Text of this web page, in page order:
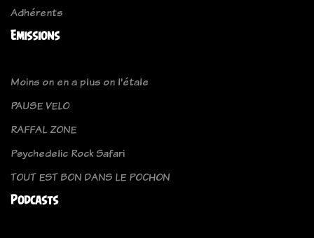
Adhérents
Emissions
Moins on en a plus on l'étale
PAUSE VELO
RAFFAL ZONE
Psychedelic Rock Safari
TOUT EST BON DANS LE POCHON
Podcasts